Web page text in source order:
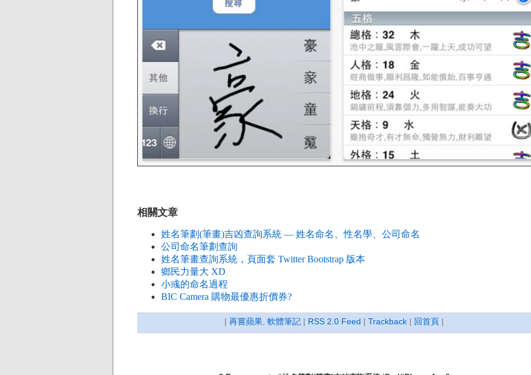
相關文章
姓名筆劃(筆畫)吉凶查詢系統 — 姓名命名、性名學、公司命名
公司命名筆劃查詢
姓名筆畫查詢系統，頁面套 Twitter Bootstrap 版本
鄉民力量大 XD
小彧的命名過程
BIC Camera 購物最優惠折價券?
| 再嘗蘋果 軟體筆記 | RSS 2.0 Feed | Trackback | 回首頁 |